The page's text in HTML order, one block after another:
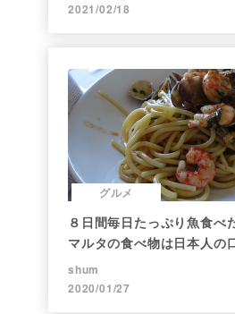
2021/02/18
グルメ
８日間毎日たっぷり魚食べ
マルタの食べ物は日本人
shum
2020/01/27